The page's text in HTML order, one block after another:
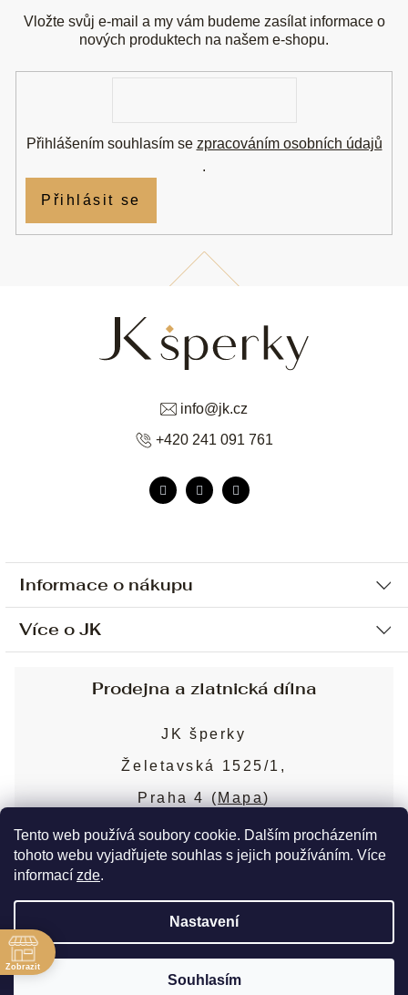
Tento web používá soubory cookie. Dalším procházením
tohoto webu vyjadřujete souhlas s jejich používáním. Více
informací zde.
Nastavení
Souhlasím
Informace o nákupu
Ochrana osobních údajů
Sjednání osobní schůzky
Obchodní podmínky
Puncovní značky
Více o JK
Blog
Nejčastější dotazy
info@jk.cz
+420 241 091 761
Vložte svůj e-mail a my vám budeme zasílat informace o
nových produktech na našem e-shopu.
Přihlášením souhlasím se zpracováním osobních údajů
.
Přihlásit se
Prodejna a zlatnická dílna
JK šperky
Želetavská 1525/1,
Praha 4 (Mapa)
Více o prodejně
Copyright 2026JK šperky. Všechna práva
vyhrazena. Upravit nastavení cookies
Vytvořil Shoptet Premium
Zobrazit